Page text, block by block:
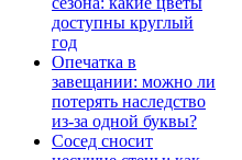
доступны круглый
год
Опечатка в
завещании: можно ли
потерять наследство
из-за одной буквы?
Сосед сносит